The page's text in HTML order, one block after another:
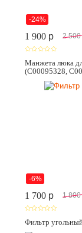
-24%
1 900 p 2 500
Манжета люка
(C00095328,
-6%
1 700 p 1 800
Фильтр